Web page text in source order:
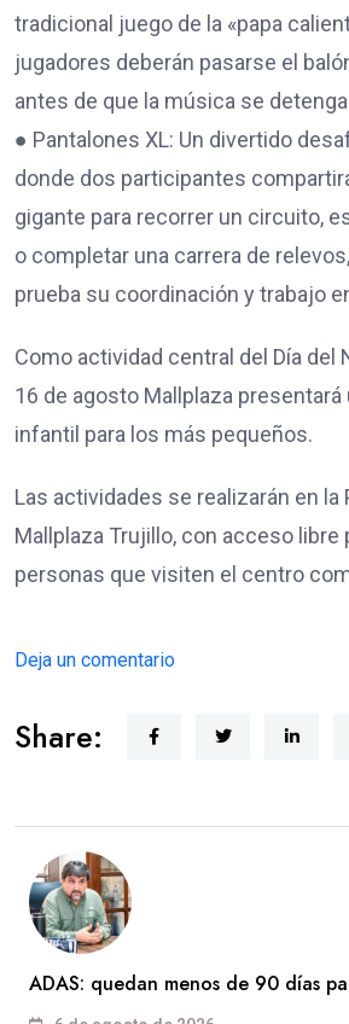
tradicional juego de la «papa
jugadores deberán pasarse el
antes de que la música se
● Pantalones XL: Un divertido
donde dos participantes
gigante para recorrer un circuito,
o completar una carrera de
prueba su coordinación y trabajo
Como actividad central del Día del
16 de agosto Mallplaza
infantil para los más pequeños.
Las actividades se realizarán en la
Mallplaza Trujillo, con acceso libre
personas que visiten el centro
Deja un comentario
Share:
ADAS: quedan menos de 90 días